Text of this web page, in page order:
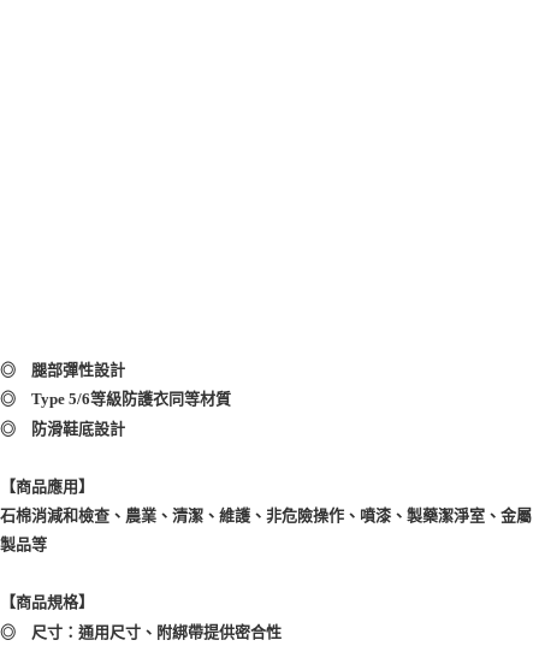
◎ 腿部彈性設計
◎ Type 5/6等級防護衣同等材質
◎ 防滑鞋底設計
【商品應用】
石棉消減和檢查、農業、清潔、維護、非危險操作、噴漆、製藥潔淨室、金屬
製品等
【商品規格】
◎ 尺寸：通用尺寸、附綁帶提供密合性